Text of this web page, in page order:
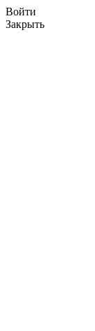
Войти
Закрыть